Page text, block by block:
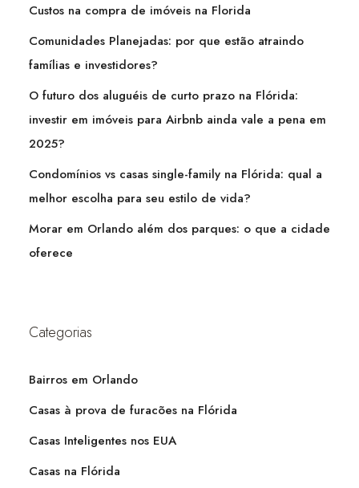
Custos na compra de imóveis na Florida
Comunidades Planejadas: por que estão atraindo
famílias e investidores?
O futuro dos aluguéis de curto prazo na Flórida:
investir em imóveis para Airbnb ainda vale a pena em
2025?
Condomínios vs casas single-family na Flórida: qual a
melhor escolha para seu estilo de vida?
Morar em Orlando além dos parques: o que a cidade
oferece
Categorias
Bairros em Orlando
Casas à prova de furacões na Flórida
Casas Inteligentes nos EUA
Casas na Flórida